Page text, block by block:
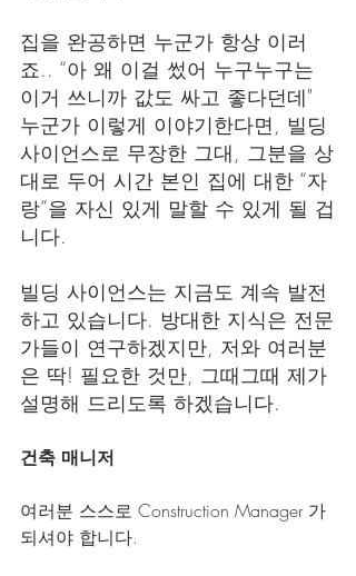
집을 완공하면 누군가 항상 이러
죠.. “아 왜 이걸 썼어 누구누구는
이거 쓰니까 값도 싸고 좋다던데"
누군가 이렇게 이야기한다면, 빌딩
사이언스로 무장한 그대, 그분을 상
대로 두어 시간 본인 집에 대한 “자
랑”을 자신 있게 말할 수 있게 될 겁
니다.
빌딩 사이언스는 지금도 계속 발전
하고 있습니다. 방대한 지식은 전문
가들이 연구하겠지만, 저와 여러분
은 딱! 필요한 것만, 그때그때 제가
설명해 드리도록 하겠습니다.
건축 매니저
여러분 스스로 Construction Manager 가
되셔야 합니다.